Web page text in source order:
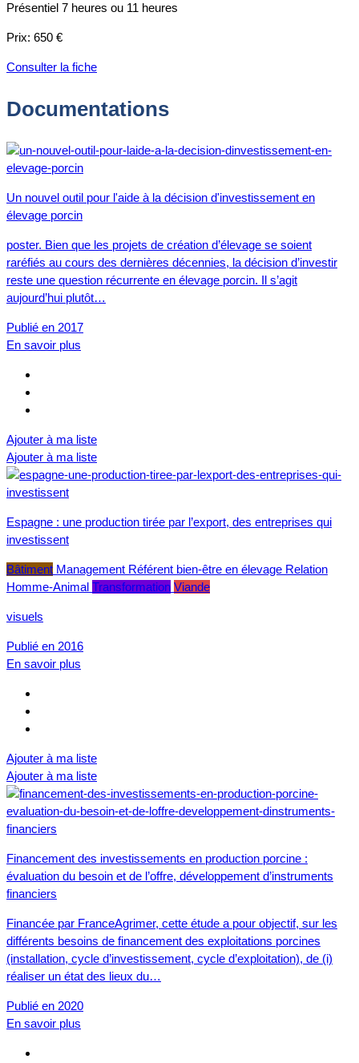
Présentiel 7 heures ou 11 heures
Prix: 650 €
Consulter la fiche
Documentations
Un nouvel outil pour l'aide à la décision d'investissement en
élevage porcin
poster. Bien que les projets de création d’élevage se soient
raréfiés au cours des dernières décennies, la décision d’investir
reste une question récurrente en élevage porcin. Il s’agit
aujourd’hui plutôt…
Publié en 2017
En savoir plus
Ajouter à ma liste
Ajouter à ma liste
Espagne : une production tirée par l’export, des entreprises qui
investissent
Bâtiment Management Référent bien-être en élevage Relation
Homme-Animal Transformation Viande
visuels
Publié en 2016
En savoir plus
Ajouter à ma liste
Ajouter à ma liste
Financement des investissements en production porcine :
évaluation du besoin et de l’offre, développement d’instruments
financiers
Financée par FranceAgrimer, cette étude a pour objectif, sur les
différents besoins de financement des exploitations porcines
(installation, cycle d’investissement, cycle d’exploitation), de (i)
réaliser un état des lieux du…
Publié en 2020
En savoir plus